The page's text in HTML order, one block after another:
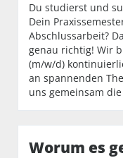
Du studierst und
Dein
Abschlussarbeit?
genau richtig! Wir
(m/w/d)
an spannenden
uns gemeinsam
Worum es